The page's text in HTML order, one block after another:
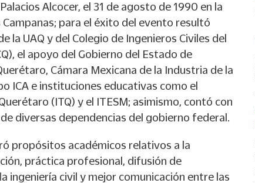
Alcocer, el 31 de agosto de 1990 en la
Campanas; para el éxito del evento resultó
la UAQ y del Colegio de Ingenieros Civiles del
el apoyo del Gobierno del Estado de
Cámara Mexicana de la Industria de la
ICA e instituciones educativas como el
(ITQ) y el ITESM; asimismo, contó con
diversas dependencias del gobierno federal.
propósitos académicos relativos a la
práctica profesional, difusión de
ingeniería civil y mejor comunicación entre las